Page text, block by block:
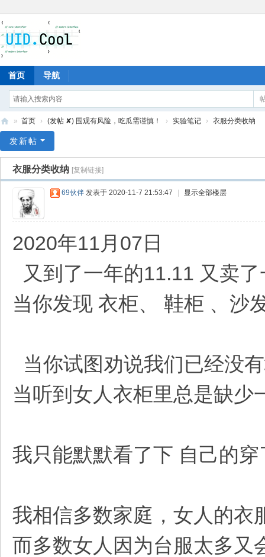
首页 导航
爱
» 首页 › (发帖 ✘) 围观有风险，吃瓜需谨慎！ › 实验笔记 › 衣服分类收纳
发新帖
衣服分类收纳 [复制链接]
69伙伴 发表于 2020-11-7 21:53:47 显示全部楼层
2020年11月07日
又到了一年的11.11 又卖
当你发现 衣柜、 鞋柜 、沙
当你试图劝说我们已经没
当听到女人衣柜里总是缺少
我只能默默看了下 自己的
我相信多数家庭，女人的衣
而多数女人因为台服太多又